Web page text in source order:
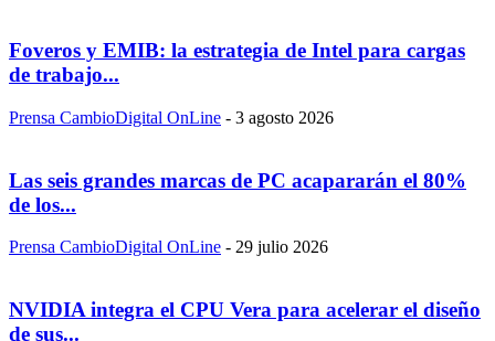
Foveros y EMIB: la estrategia de Intel para cargas
de trabajo...
Prensa CambioDigital OnLine - 3 agosto 2026
Las seis grandes marcas de PC acapararán el 80%
de los...
Prensa CambioDigital OnLine - 29 julio 2026
NVIDIA integra el CPU Vera para acelerar el diseño
de sus...